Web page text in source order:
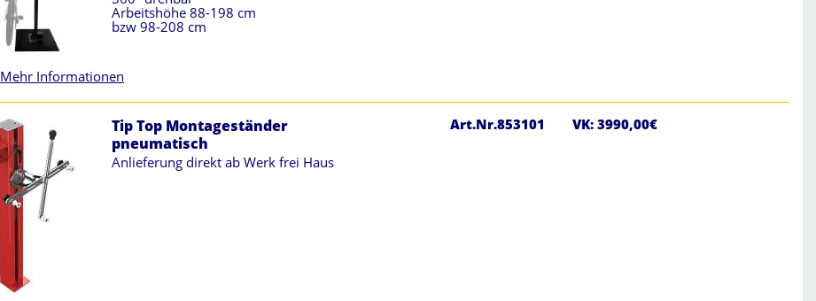
Arbeitshöhe 88-198 cm
bzw 98-208 cm
Mehr Informationen
Tip Top Montageständer
pneumatisch
Anlieferung direkt ab Werk frei Haus
Art.Nr.853101 VK: 3990,00€